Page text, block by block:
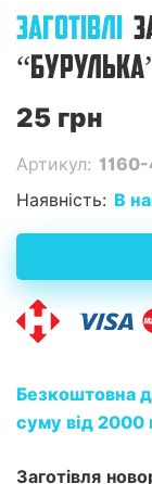
ЗАГОТІВЛІ
25 грн
Артикул:
Наявність: В
Безкоштовна
суму від 2000
Заготівля